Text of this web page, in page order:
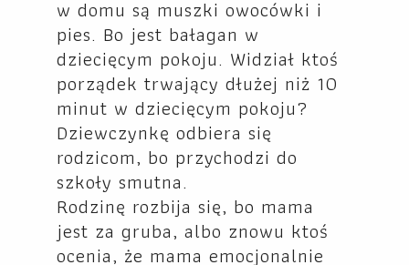
w domu są muszki owocówki i
pies. Bo jest bałagan w
dziecięcym pokoju. Widział ktoś
porządek trwający dłużej niż 10
minut w dziecięcym pokoju?
Dziewczynkę odbiera się
rodzicom, bo przychodzi do
szkoły smutna.
Rodzinę rozbija się, bo mama
jest za gruba, albo znowu ktoś
ocenia, że mama emocjonalnie